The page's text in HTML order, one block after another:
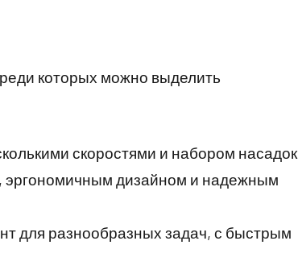
которых можно выделить
скоростями и набором насадок
эргономичным дизайном и надежным
для разнообразных задач, с быстрым